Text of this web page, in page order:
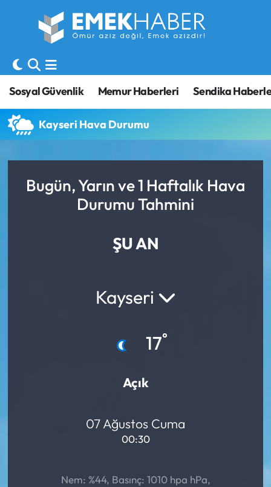
Sosyal Güvenlik Memur Haberleri Sendika
Kayseri Hava Durumu
Bugün, Yarın ve 1 Haftalık Hava
Durumu Tahmini
ŞU AN
Kayseri
17°
Açık
07 Ağustos Cuma
00:30
Nem: %44, Basınç: 1010 hpa hPa,
Sosyal Güvenlik
Sendika
SORU-CEVAP
Gündem
Yargı Kararları
Hava Durumu
Trafik Durumu
Süper Lig Puan Durumu ve Fikstür
Tüm Manşetler
Haber Arşivi